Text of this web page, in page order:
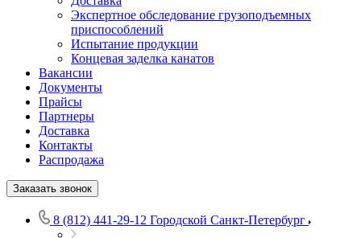
Экспертное обследование грузоподъемных
приспособлений
Испытание продукции
Концевая заделка канатов
Вакансии
Документы
Прайсы
Партнеры
Доставка
Контакты
Распродажа
Заказать звонок
8 (812) 441-29-12 Городской Санкт-Петербург